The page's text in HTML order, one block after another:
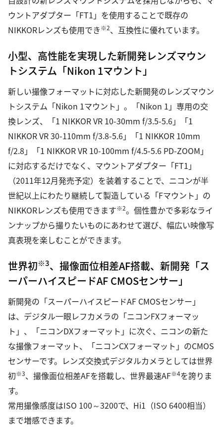
ウントアダプター「FT1」を使用することで既存の
NIKKORレンズも使用でき※2、互換性に優れています。
小型、高性能を実現した新開発レンズマウン
トシステム「Nikon 1マウント」
新しい撮像フォーマットに対応した新開発のレンズマウン
トシステム「Nikon 1マウント」。「Nikon 1」専用の交
換レンズ、「1 NIKKOR VR 10-30mm f/3.5-5.6」「1
NIKKOR VR 30-110mm f/3.8-5.6」「1 NIKKOR 10mm
f/2.8」「1 NIKKOR VR 10-100mm f/4.5-5.6 PD-ZOOM」
に対応するだけでなく、マウントアダプター「FT1」
（2011年12月発売予定）を装着することで、ニコンが半
世紀以上にわたり継続して製造している「Fマウント」の
NIKKORレンズも使用できます※2。個性豊かで多彩なライ
ンナップから撮りたいものにあわせて選び、幅広い映像写
真表現を楽しむことができます。
世界初※3、撮像面位相差AF搭載、新開発「ス
ーパーハイスピードAF CMOSセンサー」
新開発の「スーパーハイスピードAF CMOSセンサー」
は、デジタル一眼レフカメラの「ニコンFXフォーマッ
ト」、「ニコンDXフォーマット」に次ぐ、ニコンの新た
な撮像フォーマット、「ニコンCXフォーマット」のCMOS
センサーです。レンズ交換式デジタルカメラとしては世界
初※3、撮像面位相差AFを搭載し、世界最速AF※4を誇りま
す。
常用撮像感度はISO 100～3200で、Hi1（ISO 6400相当）
まで増感できます。